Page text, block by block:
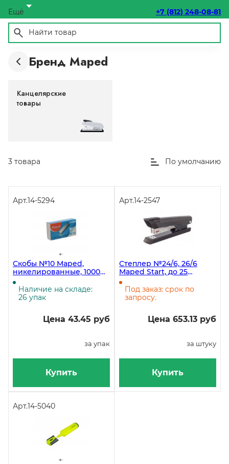
Ещё +7 (812) 248-08-81
Бренд Maped
Канцелярские
товары
3 товара По умолчанию
Арт.14-5294
Скобы №10 Maped,
никелированные, 1000
штук в упаковке,
Standard
Наличие на складе:
26 упак
Цена 43.45 руб
за упак
Купить
Арт.14-2547
Степлер №24/6, 26/6
Maped Start, до 25
листов, металлический
корпус
Под заказ: срок по
запросу.
Цена 653.13 руб
за штуку
Купить
Арт.14-5040